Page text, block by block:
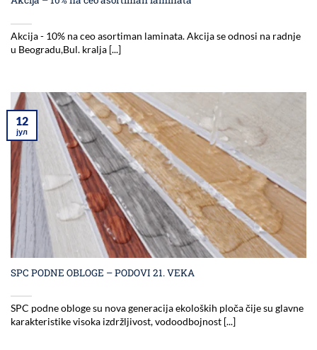
Akcija - 10% na ceo asortiman laminata. Akcija se odnosi na radnje
u Beogradu,Bul. kralja [...]
SPC PODNE OBLOGE – PODOVI 21. VEKA
SPC podne obloge su nova generacija ekoloških ploča čije su glavne
karakteristike visoka izdržljivost, vodoodbojnost [...]
12
јул